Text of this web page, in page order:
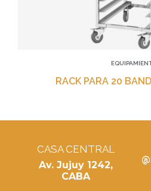
RACK PARA 20
CASA CENTRAL
Av. Jujuy 1242,
CABA